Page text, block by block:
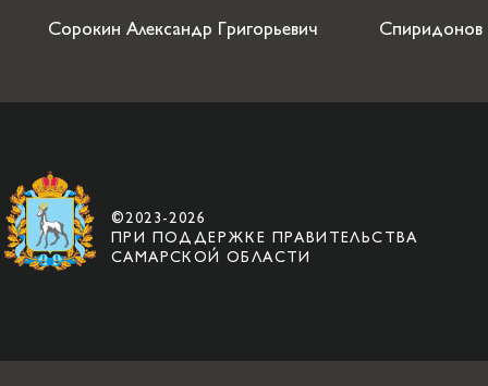
Сорокин Александр Григорьевич Спиридонов
©2023-2026
ПРИ ПОДДЕРЖКЕ ПРАВИТЕЛЬСТВА
САМАРСКОЙ ОБЛАСТИ